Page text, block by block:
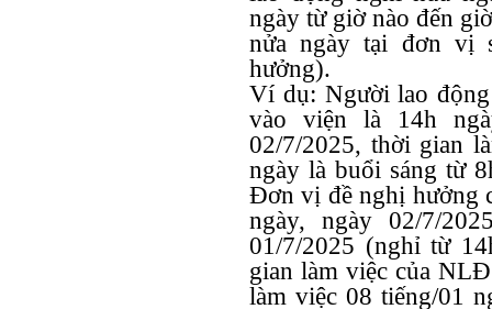
ngày từ giờ nào đến
nửa ngày tại đơn vị
hưởng).
Ví dụ: Người lao
vào viện là 14h
02/7/2025, thời gian
ngày là buổi sáng từ
Đơn vị đề nghị hưởng
ngày, ngày 02/7/
01/7/2025 (nghỉ từ
gian làm việc của
làm việc 08 tiếng/01